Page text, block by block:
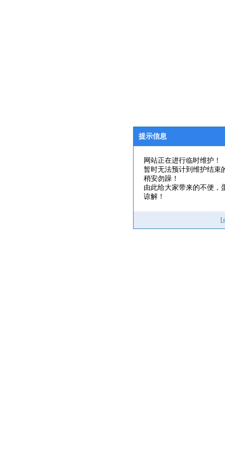
提示信息
网站正在进行临时维护！
暂时无法预计到维护结束
稍安勿躁！
由此给大家带来的不便，
谅解！
[